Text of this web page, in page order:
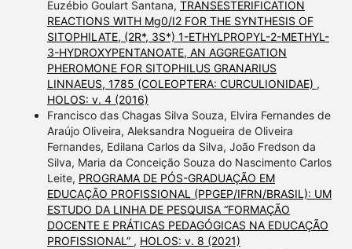
Euzébio Goulart Santana, TRANSESTERIFICATION
REACTIONS WITH Mg0/I2 FOR THE SYNTHESIS OF
SITOPHILATE, (2R*, 3S*) 1-ETHYLPROPYL-2-METHYL-
3-HYDROXYPENTANOATE, AN AGGREGATION
PHEROMONE FOR SITOPHILUS GRANARIUS
LINNAEUS, 1785 (COLEOPTERA: CURCULIONIDAE) ,
HOLOS: v. 4 (2016)
Francisco das Chagas Silva Souza, Elvira Fernandes de
Araújo Oliveira, Aleksandra Nogueira de Oliveira
Fernandes, Edilana Carlos da Silva, João Fredson da
Silva, Maria da Conceição Souza do Nascimento Carlos
Leite, PROGRAMA DE PÓS-GRADUAÇÃO EM
EDUCAÇÃO PROFISSIONAL (PPGEP/IFRN/BRASIL): UM
ESTUDO DA LINHA DE PESQUISA “FORMAÇÃO
DOCENTE E PRÁTICAS PEDAGÓGICAS NA EDUCAÇÃO
PROFISSIONAL” , HOLOS: v. 8 (2021)